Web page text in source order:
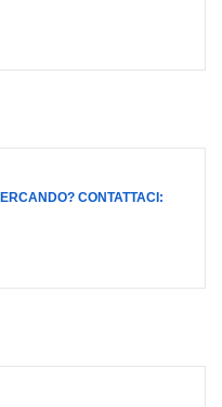
CONTATTACI: